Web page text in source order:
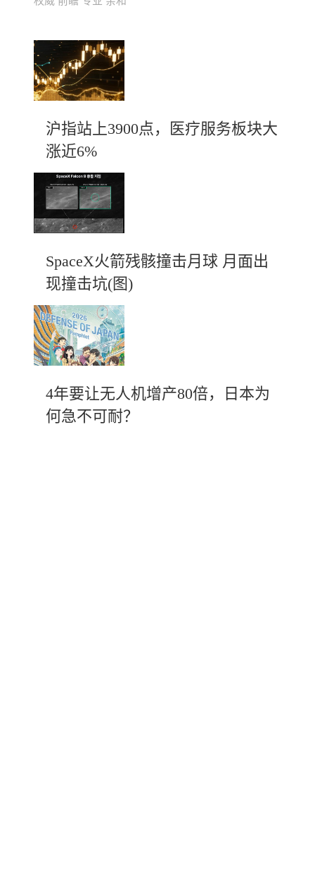
沪指站上3900点，医疗服务板块大
涨近6%
SpaceX火箭残骸撞击月球 月面出
现撞击坑(图)
4年要让无人机增产80倍，日本为
何急不可耐？